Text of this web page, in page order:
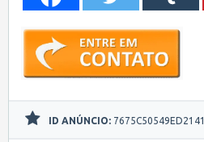
ID ANÚNCIO: 7675C50549ED2141